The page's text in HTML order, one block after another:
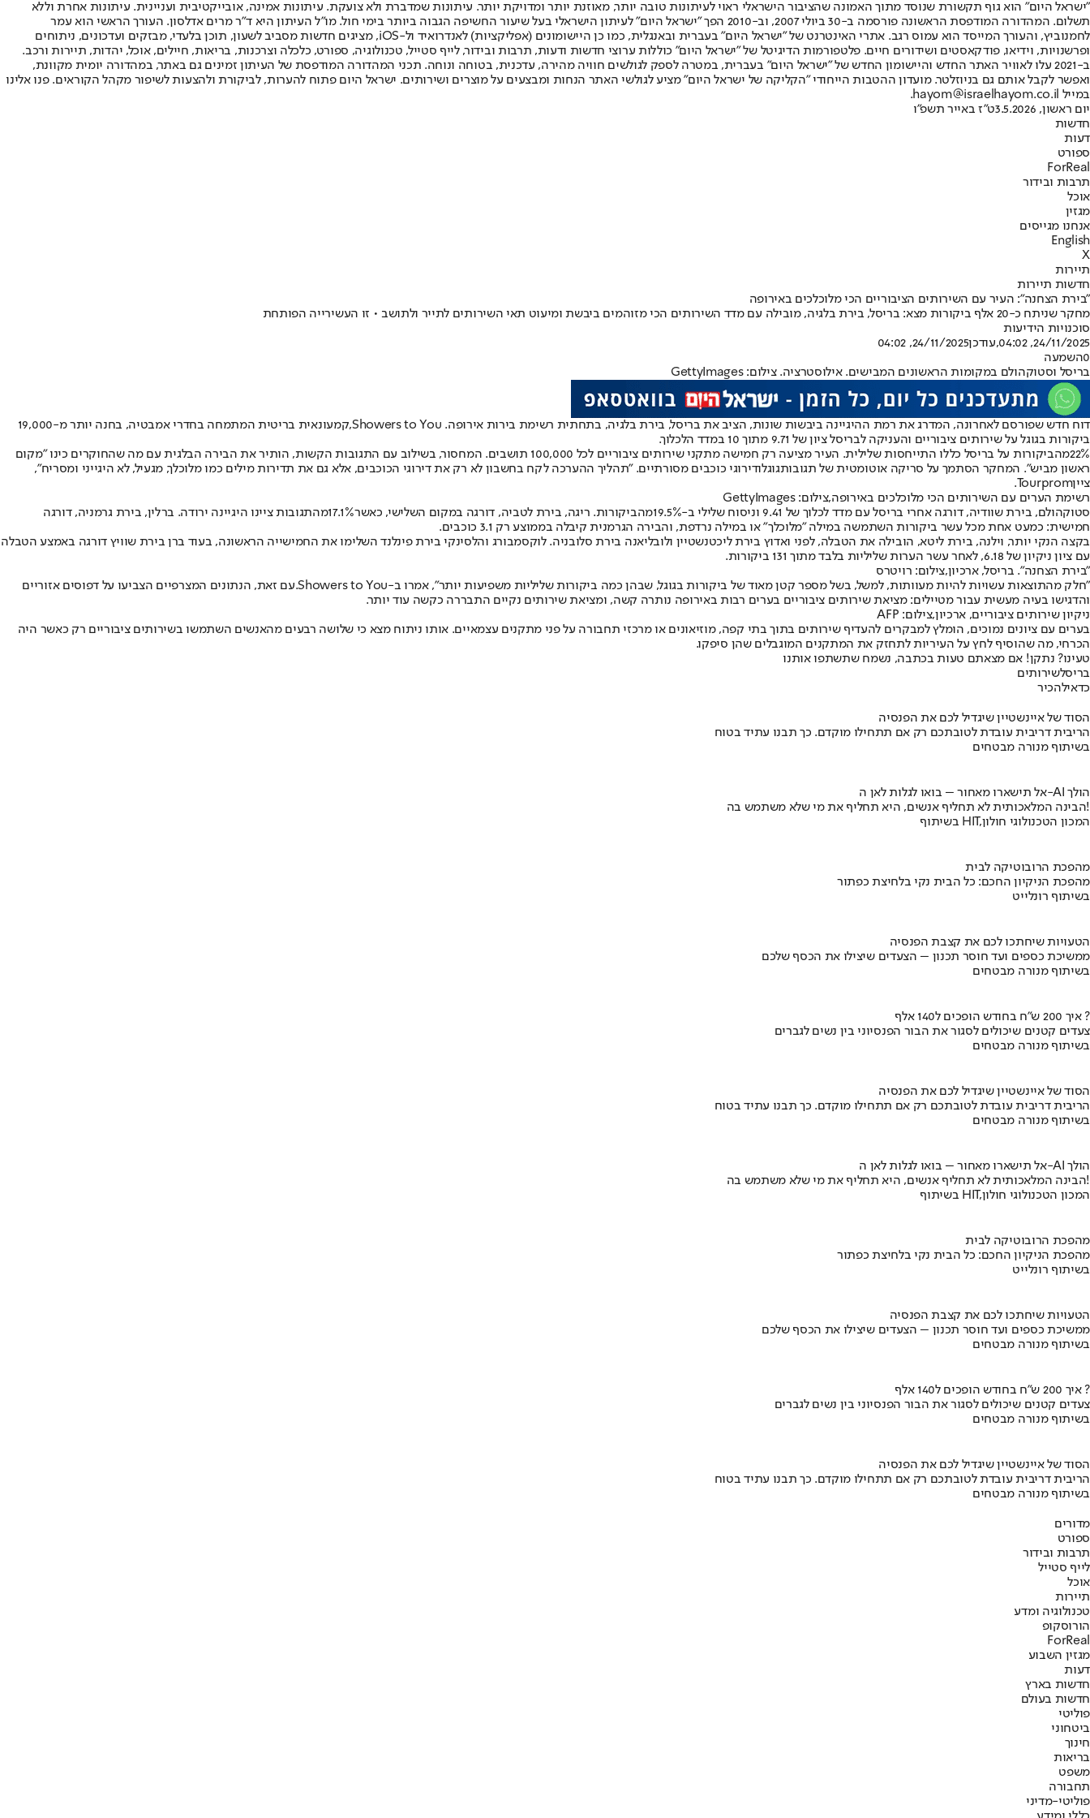
"ישראל היום" הוא גוף תקשורת שנוסד מתוך האמונה שהציבור הישראלי ראוי לעיתונות טובה יותר, מאוזנת יותר ומדויקת יותר. עיתונות שמדברת ולא צועקת. עיתונות אמינה, אובייקטיבית ועניינית. עיתונות אחרת וללא
תשלום. המהדורה המודפסת הראשונה פורסמה ב-30 ביולי 2007, וב-2010 הפך "ישראל היום" לעיתון הישראלי בעל שיעור החשיפה הגבוה ביותר בימי חול. מו"ל העיתון היא ד"ר מרים אדלסון. העורך הראשי הוא עמר
לחמנוביץ, והעורך המייסד הוא עמוס רגב. אתרי האינטרנט של "ישראל היום" בעברית ובאנגלית, כמו כן היישומונים (אפליקציות) לאנדרואיד ול-iOS, מציגים חדשות מסביב לשעון, תוכן בלעדי, מבזקים ועדכונים, ניתוחים
ופרשנויות, וידיאו, פודקאסטים ושידורים חיים. פלטפורמות הדיגיטל של "ישראל היום" כוללות ערוצי חדשות ודעות, תרבות ובידור, לייף סטייל, טכנולוגיה, ספורט, כלכלה וצרכנות, בריאות, חיילים, אוכל, יהדות, תיירות ורכב.
ב-2021 עלו לאוויר האתר החדש והיישומון החדש של "ישראל היום" בעברית, במטרה לספק לגולשים חוויה מהירה, עדכנית, בטוחה ונוחה. תכני המהדורה המודפסת של העיתון זמינים גם באתר, במהדורה יומית מקוונת,
ואפשר לקבל אותם גם בניוזלטר. מועדון ההטבות הייחודי "הקליקה של ישראל היום" מציע לגולשי האתר הנחות ומבצעים על מוצרים ושירותים. ישראל היום פתוח להערות, לביקורת ולהצעות לשיפור מקהל הקוראים. פנו אלינו
במייל hayom@israelhayom.co.il.
יום ראשון, 3.5.2026
ט"ז באייר תשפ"ו
חדשות
דעות
ספורט
ForReal
תרבות ובידור
אוכל
מגזין
אנחנו מגייסים
English
X
תיירות
חדשות תיירות
"בירת הצחנה": העיר עם השירותים הציבוריים הכי מלוכלכים באירופה
מחקר שניתח כ-20 אלף ביקורות מצא: בריסל, בירת בלגיה, מובילה עם מדד השירותים הכי מזוהמים ביבשת ומיעוט תאי השירותים לתייר ולתושב • זו העשירייה הפותחת
סוכנויות הידיעות
24/11/2025, 04:02
,עודכן24/11/2025, 04:02
0השמעה
בריסל וסטוקהולם במקומות הראשונים המבישים. אילוסטרציה. צילום: GettyImages
דוח חדש שפורסם לאחרונה, המדרג את רמת ההיגיינה ביבשות שונות, הציב את בריסל, בירת בלגיה, בתחתית רשימת בירות אירופה. Showers to You,
קמעונאית בריטית המתמחה בחדרי אמבטיה, בחנה יותר מ-19,000
ביקורות בגוגל על שירותים ציבוריים והעניקה לבריסל ציון של 9.71 מתוך 10 במדד הלכלוך.
22%
מהביקורות על בריסל כללו התייחסות שלילית. העיר מציעה רק חמישה מתקני שירותים ציבוריים לכל 100,000 תושבים. המחסור, בשילוב עם התגובות הקשות, הותיר את הבירה הבלגית עם מה שהחוקרים כינו "מקום
ראשון מביש". המחקר הסתמך על סריקה אוטומטית של תגובותגוגלודירוגי כוכבים מסורתיים. "תהליך ההערכה לקח בחשבון לא רק את דירוגי הכוכבים, אלא גם את תדירות מילים כמו מלוכלך, מגעיל, לא היגייני ומסריח",
צייןTourprom.
רשימת הערים עם השירותים הכי מלוכלכים באירופה,צילום: GettyImages
סטוקהולם, בירת שוודיה, דורגה אחרי בריסל עם מדד לכלוך של 9.41 וניסוח שלילי ב-
19.5%מהביקורות. ריגה, בירת לטביה, דורגה במקום השלישי, כאשר17.1%מהתגובות ציינו היגיינה ירודה. ברלין, בירת גרמניה, דורגה
חמישית: כמעט אחת מכל עשר ביקורות השתמשה במילה "מלוכלך" או במילה נרדפת, והבירה הגרמנית קיבלה בממוצע רק 3.1 כוכבים
.
בקצה הנקי יותר, וילנה, בירת ליטא, הובילה את הטבלה, לפני ואדוץ בירת ליכטנשטיין ולובליאנה בירת סלובניה. לוקסמבורג והלסינקי בירת פינלנד השלימו את החמישייה הראשונה, בעוד ברן בירת שוויץ דורגה באמצע הטבלה
עם ציון ניקיון של 6.18, לאחר עשר הערות שליליות בלבד מתוך 131 ביקורות
.
"בירת הצחנה". בריסל, ארכיון,צילום: רויטרס
"חלק מהתוצאות עשויות להיות מעוותות, למשל, בשל מספר קטן מאוד של ביקורות בגוגל, שבהן כמה ביקורות שליליות משפיעות יותר", אמרו ב-Showers to You
.עם זאת, הנתונים המצרפיים הצביעו על דפוסים אזוריים
והדגישו בעיה מעשית עבור מטיילים: מציאת שירותים ציבוריים בערים רבות באירופה נותרה קשה, ומציאת שירותים נקיים התבררה כקשה עוד יותר.
ניקיון שירותים ציבוריים, ארכיון,צילום: AFP
בערים עם ציונים נמוכים, הומלץ למבקרים להעדיף שירותים בתוך בתי קפה, מוזיאונים או מרכזי תחבורה על פני מתקנים עצמאיים. אותו ניתוח מצא כי שלושה רבעים מהאנשים השתמשו בשירותים ציבוריים רק כאשר היה
הכרחי, מה שהוסיף לחץ על העיריות לתחזק את המתקנים המוגבלים שהן סיפקו.
טעינו? נתקן! אם מצאתם טעות בכתבה, נשמח שתשתפו אותנו
בריסלשירותים
כדאילהכיר
הסוד של איינשטיין שיגדיל לכם את הפנסיה
הריבית דריבית עובדת לטובתכם רק אם תתחילו מוקדם. כך תבנו עתיד בטוח
בשיתוף מנורה מבטחים
אל תישארו מאחור – בואו לגלות לאן ה-AI הולך
הבינה המלאכותית לא תחליף אנשים, היא תחליף את מי שלא משתמש בה!
בשיתוף HIT,המכון הטכנולוגי חולון
מהפכת הרובוטיקה לבית
מהפכת הניקיון החכם: כל הבית נקי בלחיצת כפתור
בשיתוף רונלייט
הטעויות שיחתכו לכם את קצבת הפנסיה
ממשיכת כספים ועד חוסר תכנון – הצעדים שיצילו את הכסף שלכם
בשיתוף מנורה מבטחים
איך 200 ש"ח בחודש הופכים ל140 אלף ?
צעדים קטנים שיכולים לסגור את הבור הפנסיוני בין נשים לגברים
בשיתוף מנורה מבטחים
הסוד של איינשטיין שיגדיל לכם את הפנסיה
הריבית דריבית עובדת לטובתכם רק אם תתחילו מוקדם. כך תבנו עתיד בטוח
בשיתוף מנורה מבטחים
אל תישארו מאחור – בואו לגלות לאן ה-AI הולך
הבינה המלאכותית לא תחליף אנשים, היא תחליף את מי שלא משתמש בה!
בשיתוף HIT,המכון הטכנולוגי חולון
מהפכת הרובוטיקה לבית
מהפכת הניקיון החכם: כל הבית נקי בלחיצת כפתור
בשיתוף רונלייט
הטעויות שיחתכו לכם את קצבת הפנסיה
ממשיכת כספים ועד חוסר תכנון – הצעדים שיצילו את הכסף שלכם
בשיתוף מנורה מבטחים
איך 200 ש"ח בחודש הופכים ל140 אלף ?
צעדים קטנים שיכולים לסגור את הבור הפנסיוני בין נשים לגברים
בשיתוף מנורה מבטחים
הסוד של איינשטיין שיגדיל לכם את הפנסיה
הריבית דריבית עובדת לטובתכם רק אם תתחילו מוקדם. כך תבנו עתיד בטוח
בשיתוף מנורה מבטחים
מדורים
ספורט
תרבות ובידור
לייף סטייל
אוכל
תיירות
טכנולוגיה ומדע
הורוסקופ
ForReal
מגזין השבוע
דעות
חדשות בארץ
חדשות בעולם
פוליטי
ביטחוני
חינוך
בריאות
משפט
תחבורה
פוליטי-מדיני